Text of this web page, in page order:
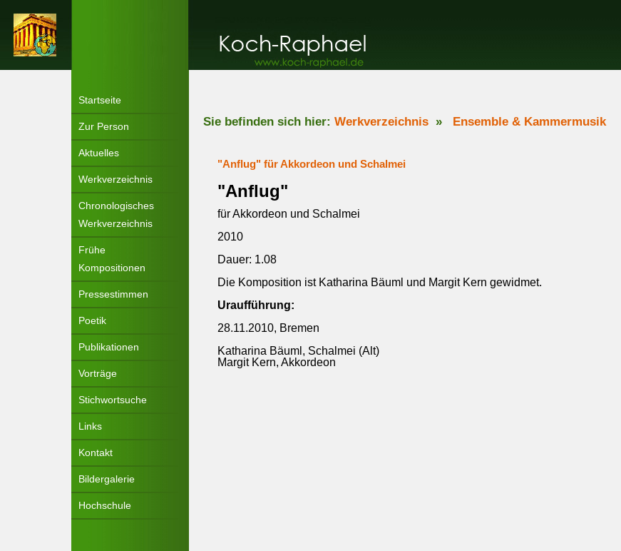
Startseite
Zur Person
Aktuelles
Werkverzeichnis
Chronologisches
Werkverzeichnis
Frühe
Kompositionen
Pressestimmen
Poetik
Publikationen
Vorträge
Stichwortsuche
Links
Kontakt
Bildergalerie
Hochschule
Sie befinden sich hier: Werkverzeichnis » Ensemble & Kammermusik
"Anflug" für Akkordeon und Schalmei
"Anflug"
für Akkordeon und Schalmei
2010
Dauer: 1.08
Die Komposition ist Katharina Bäuml und Margit Kern gewidmet.
Uraufführung:
28.11.2010, Bremen
Katharina Bäuml, Schalmei (Alt)
Margit Kern, Akkordeon